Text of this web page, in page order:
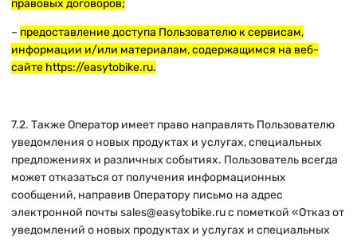
правовых договоров;
– предоставление доступа Пользователю к сервисам,
информации и/или материалам, содержащимся на веб-
сайте https://easytobike.ru.
7.2. Также Оператор имеет право направлять Пользователю
уведомления о новых продуктах и услугах, специальных
предложениях и различных событиях. Пользователь всегда
может отказаться от получения информационных
сообщений, направив Оператору письмо на адрес
электронной почты sales@easytobike.ruс пометкой «Отказ от
уведомлений о новых продуктах и услугах и специальных